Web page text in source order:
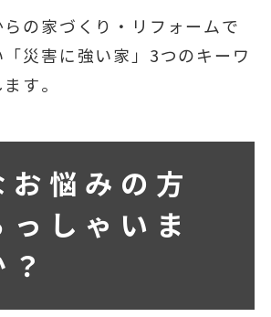
の家づくり・リフォームで
災害に強い家」3つのキーワ
す。
お悩みの方
っしゃいま